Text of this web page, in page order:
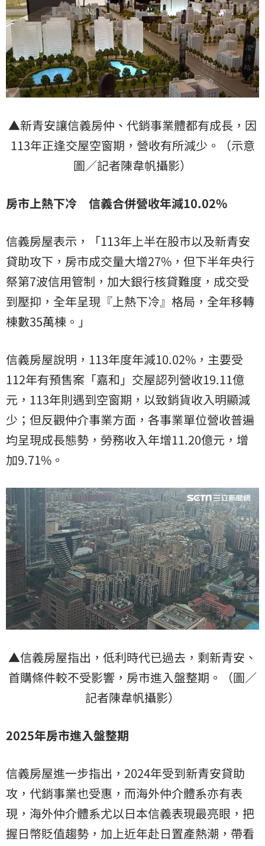
▲新青安讓信義房仲、代銷事業體都有成長，因
113年正逢交屋空窗期，營收有所減少。（示意
圖／記者陳韋帆攝影）
房市上熱下冷 信義合併營收年減10.02%
信義房屋表示，「113年上半在股市以及新青安
貸助攻下，房市成交量大增27%，但下半年央行
祭第7波信用管制，加大銀行核貸難度，成交受
到壓抑，全年呈現『上熱下冷』格局，全年移轉
棟數35萬棟。」
信義房屋說明，113年度年減10.02%，主要受
112年有預售案「嘉和」交屋認列營收19.11億
元，113年則遇到空窗期，以致銷貨收入明顯減
少；但反觀仲介事業方面，各事業單位營收普遍
均呈現成長態勢，勞務收入年增11.20億元，增
加9.71%。
▲信義房屋指出，低利時代已過去，剩新青安、
首購條件較不受影響，房市進入盤整期。（圖／
記者陳韋帆攝影）
2025年房市進入盤整期
信義房屋進一步指出，2024年受到新青安貸助
攻，代銷事業也受惠，而海外仲介體系亦有表
現，海外仲介體系尤以日本信義表現最亮眼，把
握日幣貶值趨勢，加上近年赴日置產熱潮，帶看